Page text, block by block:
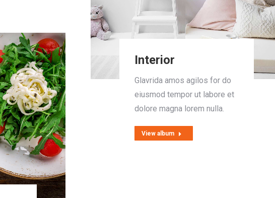
Interior
Glavrida amos agilos for do
eiusmod tempor ut labore et
dolore magna lorem nulla.
View album